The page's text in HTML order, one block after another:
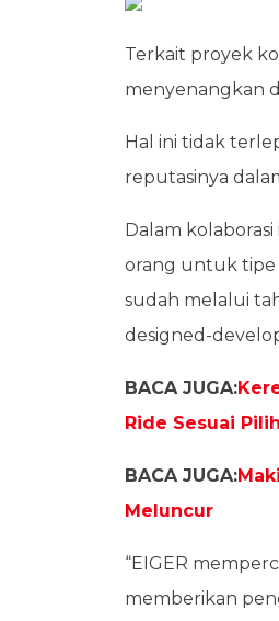
Terkait proyek
menyenangkan
Hal ini tidak
reputasinya
Dalam
orang untuk tipe
sudah melalui
designed-
BACA JUGA:
Ride Sesuai
BACA JUGA:
Meluncur
“EIGER
memberikan